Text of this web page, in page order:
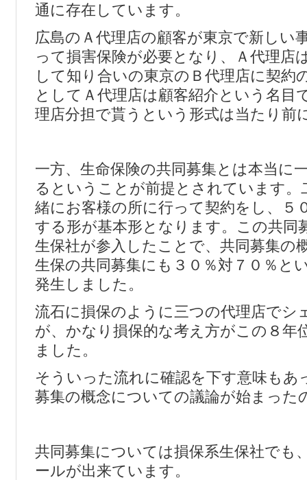
通に存在しています。
広島のＡ代理店の顧客が東京で新しい
って損害保険が必要となり、Ａ代理店
して知り合いの東京のＢ代理店に契約
としてＡ代理店は顧客紹介という名目
理店分担で貰うという形式は当たり前
一方、生命保険の共同募集とは本当に
るということが前提とされています。
緒にお客様の所に行って契約をし、５
する形が基本形となります。この共同
生保社が参入したことで、共同募集の
生保の共同募集にも３０％対７０％と
発生しました。
流石に損保のように三つの代理店でシ
が、かなり損保的な考え方がこの８年
ました。
そういった流れに確認を下す意味もあ
募集の概念についての議論が始まった
共同募集については損保系生保社でも
ールが出来ています。